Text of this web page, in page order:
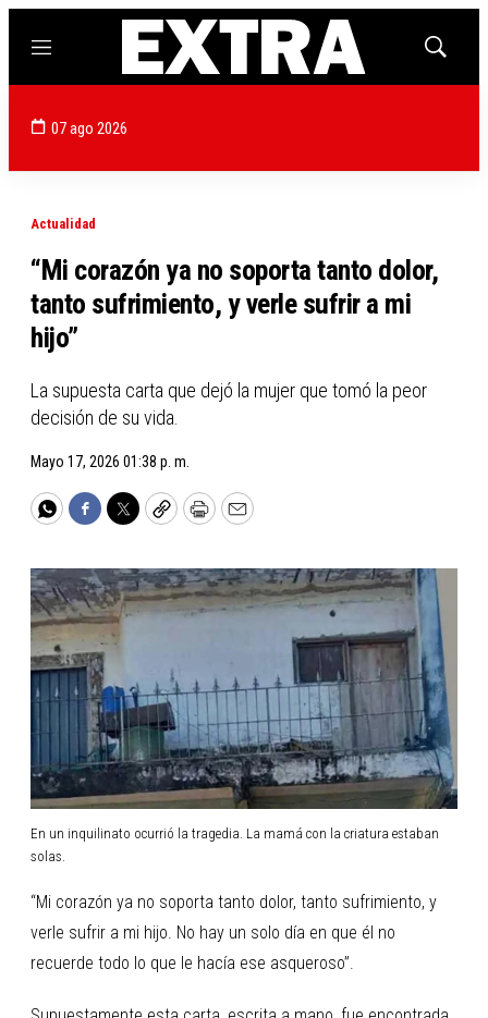
Menú
Mostrar
07 ago 2026
Actualidad
“Mi corazón ya no soporta tanto dolor,
tanto sufrimiento, y verle sufrir a mi
hijo”
La supuesta carta que dejó la mujer que tomó la peor
decisión de su vida.
Mayo 17, 2026 01:38 p. m.
WhatsApp
Facebook
TwitterCopyPrintEmail
En un inquilinato ocurrió la tragedia. La mamá con la criatura estaban
solas.
“Mi corazón ya no soporta tanto dolor, tanto sufrimiento, y
verle sufrir a mi hijo. No hay un solo día en que él no
recuerde todo lo que le hacía ese asqueroso”.